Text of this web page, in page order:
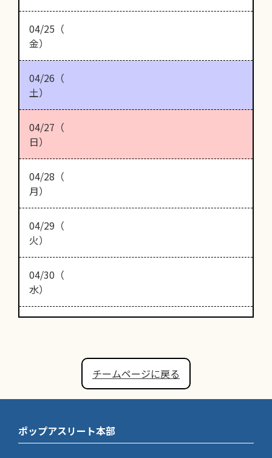
04/25（
金）
04/26（
土）
04/27（
日）
04/28（
月）
04/29（
火）
04/30（
水）
チームページに戻る
ポップアスリート本部